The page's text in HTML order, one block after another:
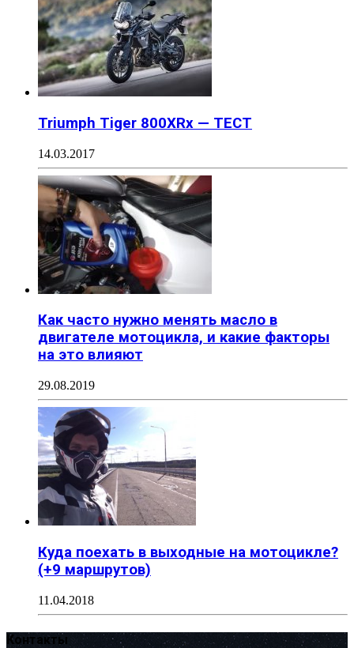
Triumph Tiger 800XRx — ТЕСТ
14.03.2017
Как часто нужно менять масло в
двигателе мотоцикла, и какие факторы
на это влияют
29.08.2019
Куда поехать в выходные на мотоцикле?
(+9 маршрутов)
11.04.2018
Контакты